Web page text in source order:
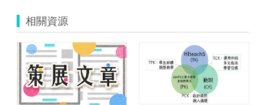
相關資源